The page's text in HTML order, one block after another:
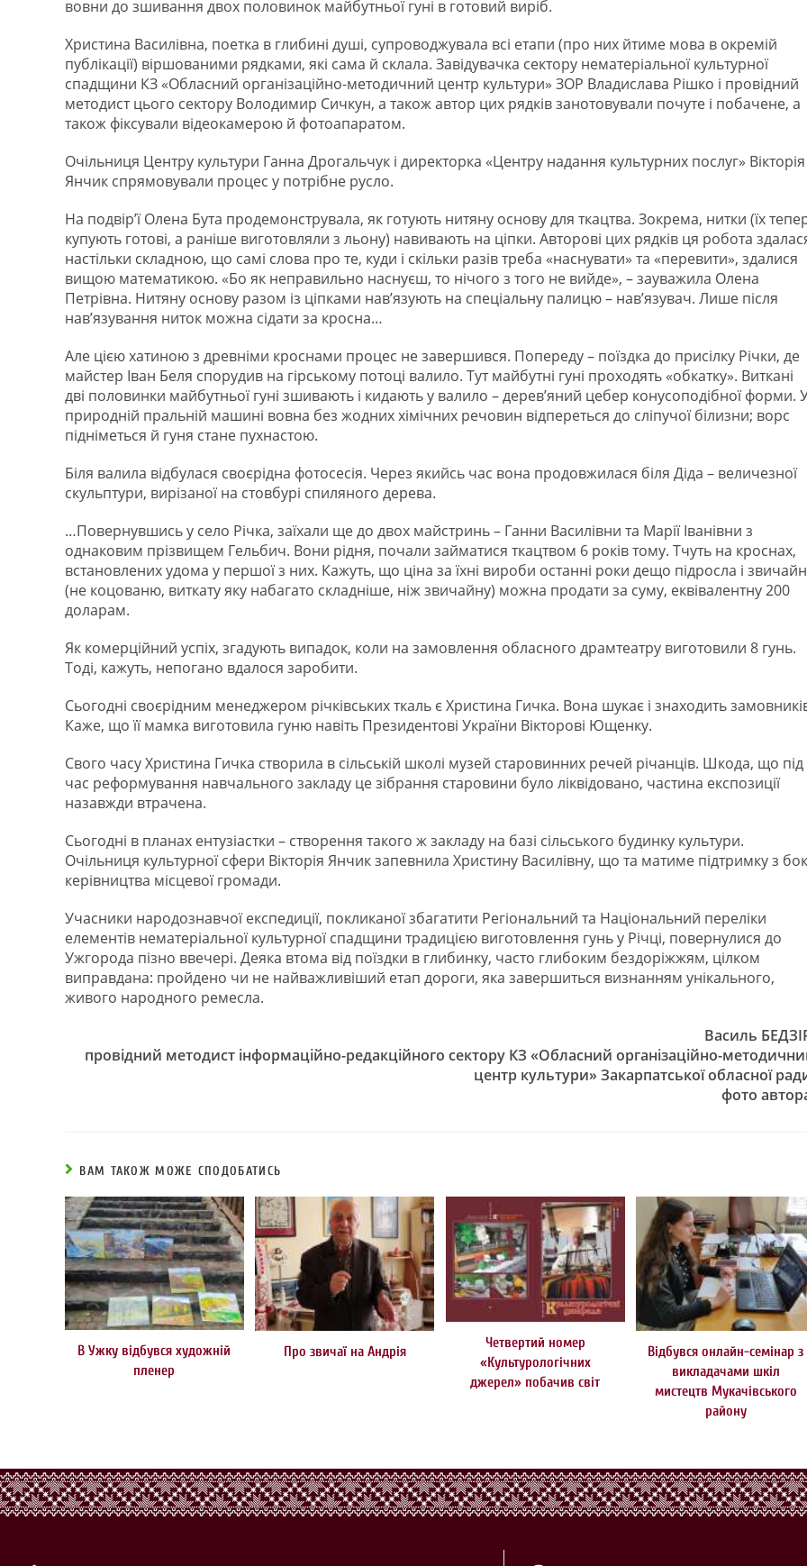
вовни до зшивання двох половинок майбутньої гуні в готовий виріб.
Христина Василівна, поетка в глибині душі, супроводжувала всі етапи (про них йтиме мова в окремій
публікації) віршованими рядками, які сама й склала. Завідувачка сектору нематеріальної культурної
спадщини КЗ «Обласний організаційно-методичний центр культури» ЗОР Владислава Рішко і провідний
методист цього сектору Володимир Сичкун, а також автор цих рядків занотовували почуте і побачене, а
також фіксували відеокамерою й фотоапаратом.
Очільниця Центру культури Ганна Дрогальчук і директорка «Центру надання культурних послуг» Вікторія
Янчик спрямовували процес у потрібне русло.
На подвір’ї Олена Бута продемонструвала, як готують нитяну основу для ткацтва. Зокрема, нитки (їх
купують готові, а раніше виготовляли з льону) навивають на ціпки. Авторові цих рядків ця робота
настільки складною, що самі слова про те, куди і скільки разів треба «наснувати» та «перевити», здалися
вищою математикою. «Бо як неправильно наснуєш, то нічого з того не вийде», – зауважила Олена
Петрівна. Нитяну основу разом із ціпками нав’язують на спеціальну палицю – нав’язувач. Лише після
нав’язування ниток можна сідати за кросна…
Але цією хатиною з древніми кроснами процес не завершився. Попереду – поїздка до присілку Річки, де
майстер Іван Беля спорудив на гірському потоці валило. Тут майбутні гуні проходять «обкатку». Виткані
дві половинки майбутньої гуні зшивають і кидають у валило – дерев’яний цебер конусоподібної форми.
природній пральній машині вовна без жодних хімічних речовин відпереться до сліпучої білизни; ворс
підніметься й гуня стане пухнастою.
Біля валила відбулася своєрідна фотосесія. Через якийсь час вона продовжилася біля Діда – величезної
скульптури, вирізаної на стовбурі спиляного дерева.
…Повернувшись у село Річка, заїхали ще до двох майстринь – Ганни Василівни та Марії Іванівни з
однаковим прізвищем Гельбич. Вони рідня, почали займатися ткацтвом 6 років тому. Тчуть на кроснах,
встановлених удома у першої з них. Кажуть, що ціна за їхні вироби останні роки дещо підросла і
(не коцованю, виткату яку набагато складніше, ніж звичайну) можна продати за суму, еквівалентну 200
доларам.
Як комерційний успіх, згадують випадок, коли на замовлення обласного драмтеатру виготовили 8 гунь.
Тоді, кажуть, непогано вдалося заробити.
Сьогодні своєрідним менеджером річківських ткаль є Христина Гичка. Вона шукає і знаходить
Каже, що її мамка виготовила гуню навіть Президентові України Вікторові Ющенку.
Свого часу Христина Гичка створила в сільській школі музей старовинних речей річанців. Шкода, що під
час реформування навчального закладу це зібрання старовини було ліквідовано, частина експозиції
назавжди втрачена.
Сьогодні в планах ентузіастки – створення такого ж закладу на базі сільського будинку культури.
Очільниця культурної сфери Вікторія Янчик запевнила Христину Василівну, що та матиме підтримку з
керівництва місцевої громади.
Учасники народознавчої експедиції, покликаної збагатити Регіональний та Національний переліки
елементів нематеріальної культурної спадщини традицією виготовлення гунь у Річці, повернулися до
Ужгорода пізно ввечері. Деяка втома від поїздки в глибинку, часто глибоким бездоріжжям, цілком
виправдана: пройдено чи не найважливіший етап дороги, яка завершиться визнанням унікального,
живого народного ремесла.
Василь
провідний методист інформаційно-редакційного сектору КЗ «Обласний організаційно-
центр культури» Закарпатської обласної
фото
ВАМ ТАКОЖ МОЖЕ СПОДОБАТИСЬ
В Ужку відбувся художній
пленер
Про звичаї на Андрія
Четвертий номер
«Культурологічних
джерел» побачив світ
Відбувся онлайн-семінар з
викладачами шкіл
мистецтв Мукачівського
району